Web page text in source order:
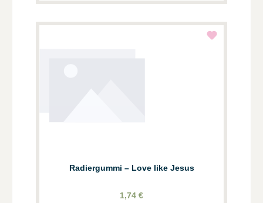
Radiergummi – Love like Jesus
1,74 €